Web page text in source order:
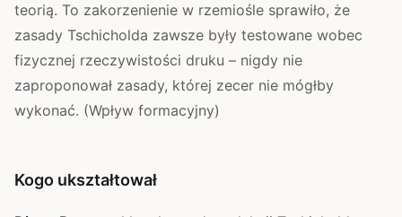
teorią. To zakorzenienie w rzemiośle sprawiło, że
zasady Tschicholda zawsze były testowane wobec
fizycznej rzeczywistości druku – nigdy nie
zaproponował zasady, której zecer nie mógłby
wykonać. (Wpływ formacyjny)
Kogo ukształtował